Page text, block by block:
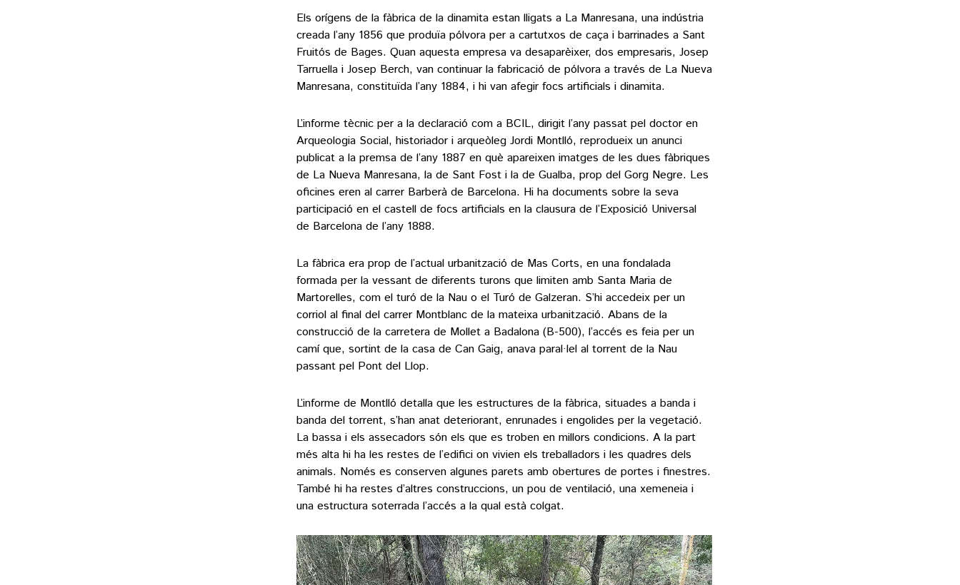
Els orígens de la fàbrica de la dinamita estan lligats a La Manresana, una indústria
creada l’any 1856 que produïa pólvora per a cartutxos de caça i barrinades a Sant
Fruitós de Bages. Quan aquesta empresa va desaparèixer, dos empresaris, Josep
Tarruella i Josep Berch, van continuar la fabricació de pólvora a través de La Nueva
Manresana, constituïda l’any 1884, i hi van afegir focs artificials i dinamita.
L’informe tècnic per a la declaració com a BCIL, dirigit l’any passat pel doctor en
Arqueologia Social, historiador i arqueòleg Jordi Montlló, reprodueix un anunci
publicat a la premsa de l’any 1887 en què apareixen imatges de les dues fàbriques
de La Nueva Manresana, la de Sant Fost i la de Gualba, prop del Gorg Negre. Les
oficines eren al carrer Barberà de Barcelona. Hi ha documents sobre la seva
participació en el castell de focs artificials en la clausura de l’Exposició Universal
de Barcelona de l’any 1888.
La fàbrica era prop de l’actual urbanització de Mas Corts, en una fondalada
formada per la vessant de diferents turons que limiten amb Santa Maria de
Martorelles, com el turó de la Nau o el Turó de Galzeran. S’hi accedeix per un
corriol al final del carrer Montblanc de la mateixa urbanització. Abans de la
construcció de la carretera de Mollet a Badalona (B-500), l’accés es feia per un
camí que, sortint de la casa de Can Gaig, anava paral·lel al torrent de la Nau
passant pel Pont del Llop.
L’informe de Montlló detalla que les estructures de la fàbrica, situades a banda i
banda del torrent, s’han anat deteriorant, enrunades i engolides per la vegetació.
La bassa i els assecadors són els que es troben en millors condicions. A la part
més alta hi ha les restes de l’edifici on vivien els treballadors i les quadres dels
animals. Només es conserven algunes parets amb obertures de portes i finestres.
També hi ha restes d’altres construccions, un pou de ventilació, una xemeneia i
una estructura soterrada l’accés a la qual està colgat.